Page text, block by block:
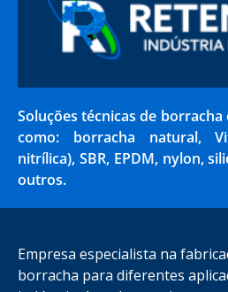
Soluções técnicas de
como: borracha natural,
nitrílica), SBR, EPDM, nylon,
outros.
Empresa especialista na
borracha para diferentes